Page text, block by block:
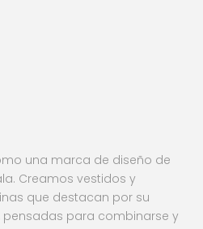
una marca de diseño de
Creamos vestidos y
que destacan por su
para combinarse y